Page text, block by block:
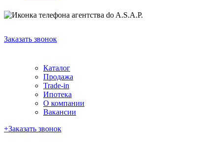
Заказать звонок
Каталог
Продажа
Trade-in
Ипотека
О компании
Вакансии
+Заказать звонок